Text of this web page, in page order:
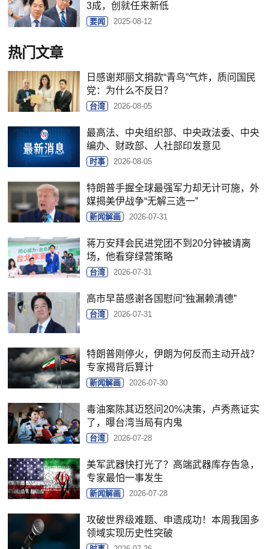
3成，创就任来新低
要闻 2025-08-12
热门文章
日感谢郑丽文捐款“青鸟”气炸，质问国民
党：为什么不反日？
台湾 2026-08-05
最高法、中央组织部、中央政法委、中央
编办、财政部、人社部印发意见
时事 2026-08-05
特朗普手握全球最强军力却无计可施，外
媒揭美伊战争“无解三选一”
新闻解画 2026-07-31
蒋万安拜会民进党团不到20分钟被请离
场，他看穿绿营策略
台湾 2026-07-31
高市早苗感谢各国慰问“独漏赖清德”
台湾 2026-07-31
特朗普刚停火，伊朗为何反而主动开战？
专家揭背后算计
新闻解画 2026-07-30
毒油案陈其迈怒问20%决策，卢秀燕证实
了，曝台湾当局有内鬼
台湾 2026-07-28
美军武器快打光了？高端武器库存告急，
专家最怕一事发生
新闻解画 2026-07-28
攻破世界级难题、申遗成功！本周我国多
领域实现历史性突破